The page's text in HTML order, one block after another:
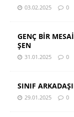
03.02.2025 0
GENÇ BİR
ŞEN
31.01.2025 0
SINIF
29.01.2025 0